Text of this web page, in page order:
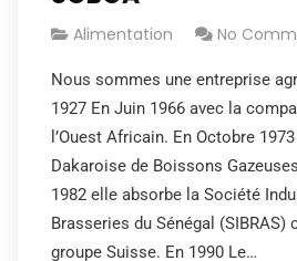
Alimentation No
Nous sommes une entreprise
1927 En Juin 1966 avec la
l’Ouest Africain. En Octobre
Dakaroise de Boissons
1982 elle absorbe la Société
Brasseries du Sénégal (SIBRAS)
groupe Suisse. En 1990 Le…